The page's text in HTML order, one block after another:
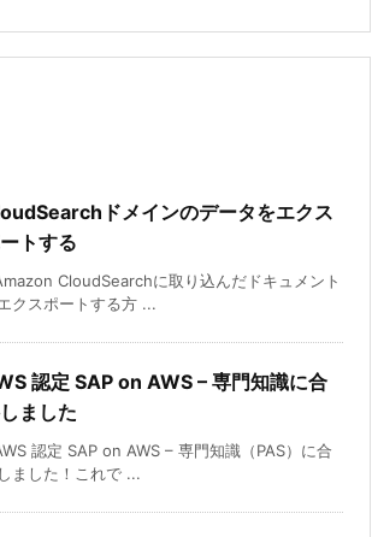
ドメインのデータをエクス
トする
CloudSearchに取り込んだドキュメント
クスポートする方 ...
認定 SAP on AWS – 専門知識に合
ました
認定 SAP on AWS – 専門知識（PAS）に合
ました！これで ...